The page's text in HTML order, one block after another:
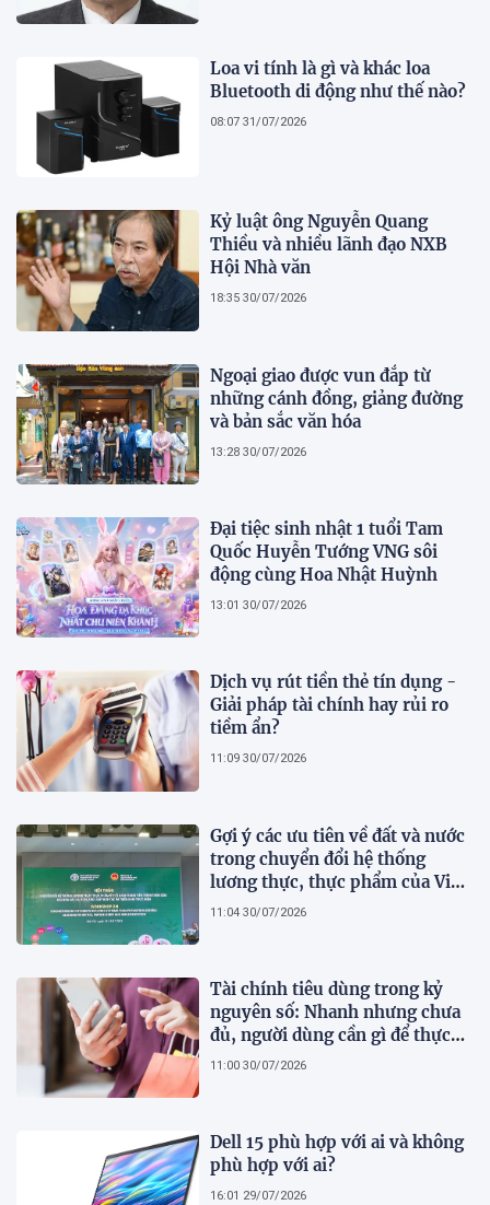
Loa vi tính là gì và khác loa
Bluetooth di động như thế nào?
08:07 31/07/2026
Kỷ luật ông Nguyễn Quang
Thiều và nhiều lãnh đạo NXB
Hội Nhà văn
18:35 30/07/2026
Ngoại giao được vun đắp từ
những cánh đồng, giảng đường
và bản sắc văn hóa
13:28 30/07/2026
Đại tiệc sinh nhật 1 tuổi Tam
Quốc Huyễn Tướng VNG sôi
động cùng Hoa Nhật Huỳnh
13:01 30/07/2026
Dịch vụ rút tiền thẻ tín dụng -
Giải pháp tài chính hay rủi ro
tiềm ẩn?
11:09 30/07/2026
Gợi ý các ưu tiên về đất và nước
trong chuyển đổi hệ thống
lương thực, thực phẩm của Việt
Nam theo FAO Roadmap
11:04 30/07/2026
Tài chính tiêu dùng trong kỷ
nguyên số: Nhanh nhưng chưa
đủ, người dùng cần gì để thực
sự an tâm?
11:00 30/07/2026
Dell 15 phù hợp với ai và không
phù hợp với ai?
16:01 29/07/2026